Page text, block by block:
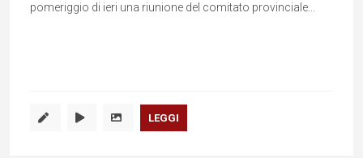
pomeriggio di ieri una riunione del comitato provinciale...
LEGGI